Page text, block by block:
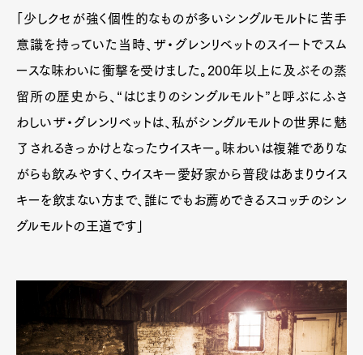
「少しクセが強く個性的なものが多いシングルモルトに苦手
意識を持っていた当時、ザ・グレンリベットのスイートでスム
ースな味わいに衝撃を受けました。200年以上に及ぶその蒸
留所の歴史から、“はじまりのシングルモルト”と呼ぶにふさ
わしいザ・グレンリベットは、私がシングルモルトの世界に魅
了されるきっかけとなったウイスキー。味わいは複雑でありな
がらも飲みやすく、ウイスキー愛好家から普段はあまりウイス
キーを飲まない方まで、誰にでもお薦めできるスコッチのシン
グルモルトの王道です」